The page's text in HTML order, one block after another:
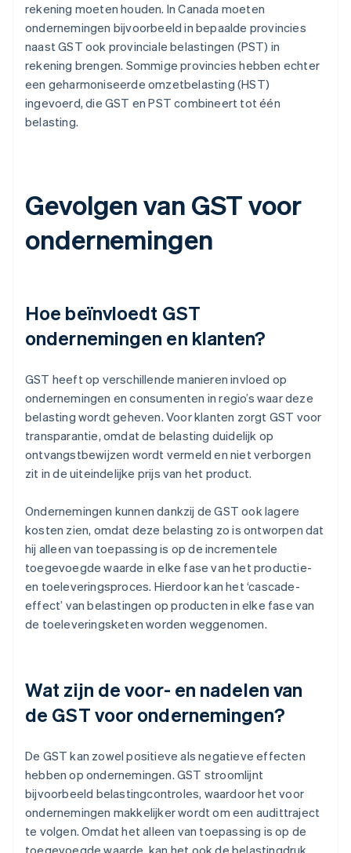
rekening moeten houden. In Canada moeten
ondernemingen bijvoorbeeld in bepaalde provincies
naast GST ook provinciale belastingen (PST) in
rekening brengen. Sommige provincies hebben echter
een geharmoniseerde omzetbelasting (HST)
ingevoerd, die GST en PST combineert tot één
belasting.
Gevolgen van GST voor
ondernemingen
Hoe beïnvloedt GST
ondernemingen en klanten?
GST heeft op verschillende manieren invloed op
ondernemingen en consumenten in regio’s waar deze
belasting wordt geheven. Voor klanten zorgt GST voor
transparantie, omdat de belasting duidelijk op
ontvangstbewijzen wordt vermeld en niet verborgen
zit in de uiteindelijke prijs van het product.
Ondernemingen kunnen dankzij de GST ook lagere
kosten zien, omdat deze belasting zo is ontworpen dat
hij alleen van toepassing is op de incrementele
toegevoegde waarde in elke fase van het productie-
en toeleveringsproces. Hierdoor kan het ‘cascade-
effect’ van belastingen op producten in elke fase van
de toeleveringsketen worden weggenomen.
Wat zijn de voor- en nadelen van
de GST voor ondernemingen?
De GST kan zowel positieve als negatieve effecten
hebben op ondernemingen. GST stroomlijnt
bijvoorbeeld belastingcontroles, waardoor het voor
ondernemingen makkelijker wordt om een audittraject
te volgen. Omdat het alleen van toepassing is op de